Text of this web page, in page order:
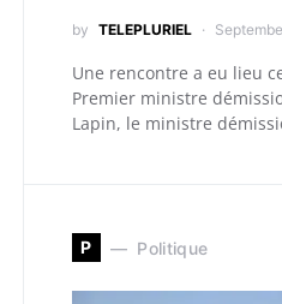
by TELEPLURIEL
Une rencontre a eu lieu
Premier ministre
Lapin, le ministre
P Politique